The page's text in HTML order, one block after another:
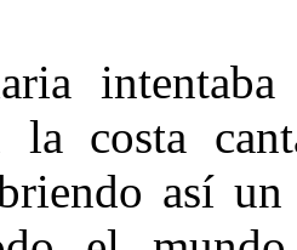
intentaba
la costa
así